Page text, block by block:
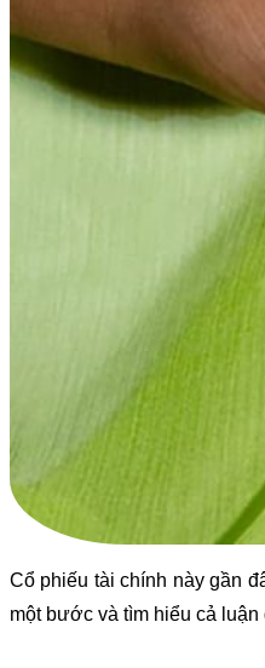
Cổ phiếu tài chính này gần
một bước và tìm hiểu cả